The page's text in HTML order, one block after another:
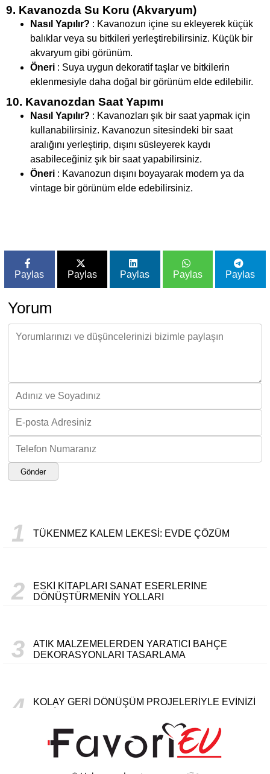
9. Kavanozda Su Koru (Akvaryum)
Nasıl Yapılır? : Kavanozun içine su ekleyerek küçük
balıklar veya su bitkileri yerleştirebilirsiniz. Küçük bir
akvaryum gibi görünüm.
Öneri : Suya uygun dekoratif taşlar ve bitkilerin
eklenmesiyle daha doğal bir görünüm elde edilebilir.
10. Kavanozdan Saat Yapımı
Nasıl Yapılır? : Kavanozları şık bir saat yapmak için
kullanabilirsiniz. Kavanozun sitesindeki bir saat
aralığını yerleştirip, dışını süsleyerek kaydı
asabileceğiniz şık bir saat yapabilirsiniz.
Öneri : Kavanozun dışını boyayarak modern ya da
vintage bir görünüm elde edebilirsiniz.
Paylas Paylas Paylas Paylas Paylas
Yorum
Gönder
1 TÜKENMEZ KALEM LEKESI: EVDE ÇÖZÜM
2
ESKI KITAPLARI SANAT ESERLERINE
DÖNÜŞTÜRMENIN YOLLARI
3
ATIK MALZEMELERDEN YARATICI BAHÇE
DEKORASYONLARI TASARLAMA
4
KOLAY GERI DÖNÜŞÜM PROJELERIYLE EVINIZI
KENDI EL YAPIMI FOTOĞRAF ÇERÇEVELERINIZI
OLUŞTURMA YÖNTEMLERI